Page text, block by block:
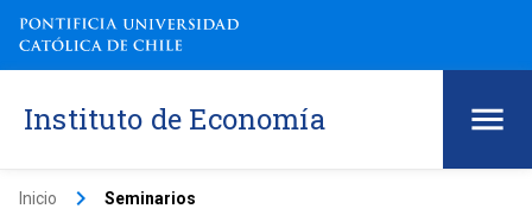
Instituto de Economía
Inicio keyboard_arrow_right Seminarios